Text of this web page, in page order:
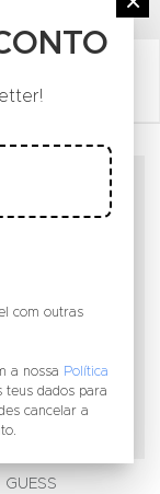
Favoritos
GUESS
a nossaPolítica
dados para